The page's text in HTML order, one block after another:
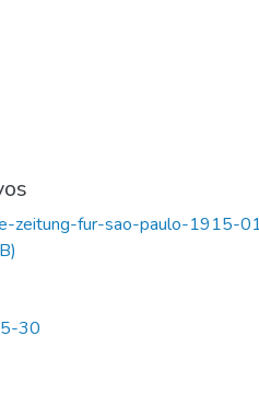
zeitung-fur-sao-paulo-1915-
30